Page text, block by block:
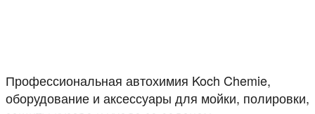
Профессиональная автохимия Koch Chemie,
оборудование и аксессуары для мойки, полировки,